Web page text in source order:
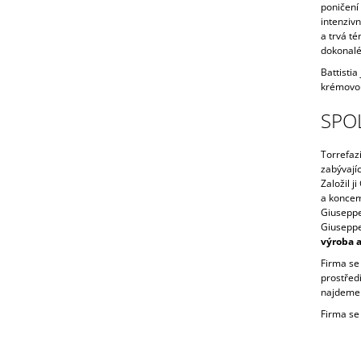
a trvá
Battistia
Založil ji
a
výroba
Firma
Firma